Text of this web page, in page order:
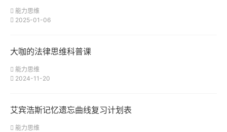
能力思维
2025-01-06
大咖的法律思维科普课
能力思维
2024-11-20
艾宾浩斯记忆遗忘曲线复习计划表
能力思维